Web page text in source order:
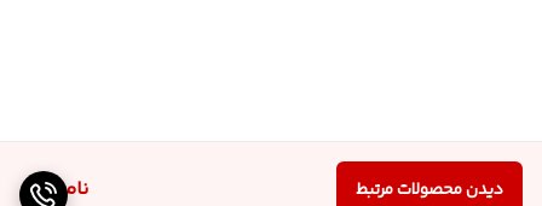
ناموجود دیدن محصولات مرتبط